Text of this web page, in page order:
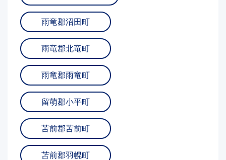
雨竜郡沼田町
雨竜郡北竜町
雨竜郡雨竜町
留萌郡小平町
苫前郡苫前町
苫前郡羽幌町